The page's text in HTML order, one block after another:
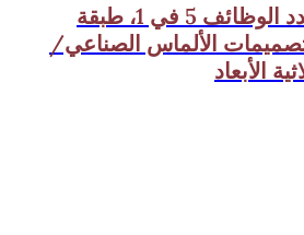
مورد جل متعدد الوظائف 5 في 1، طبقة
الألماس الصناعي/
الأبعاد